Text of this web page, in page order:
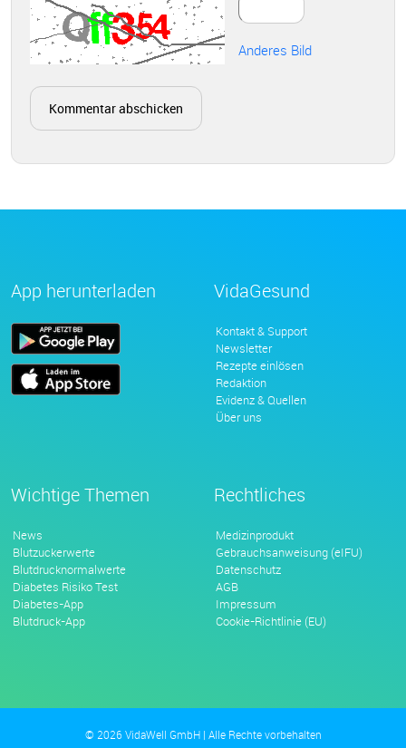
Anderes Bild
App herunterladen VidaGesund
Kontakt & Support
Newsletter
Rezepte einlösen
Redaktion
Evidenz & Quellen
Über uns
Wichtige Themen
News
Blutzuckerwerte
Blutdrucknormalwerte
Diabetes Risiko Test
Diabetes-App
Blutdruck-App
Rechtliches
Medizinprodukt
Gebrauchsanweisung (eIFU)
Datenschutz
AGB
Impressum
Cookie-Richtlinie (EU)
© 2026 VidaWell GmbH | Alle Rechte vorbehalten